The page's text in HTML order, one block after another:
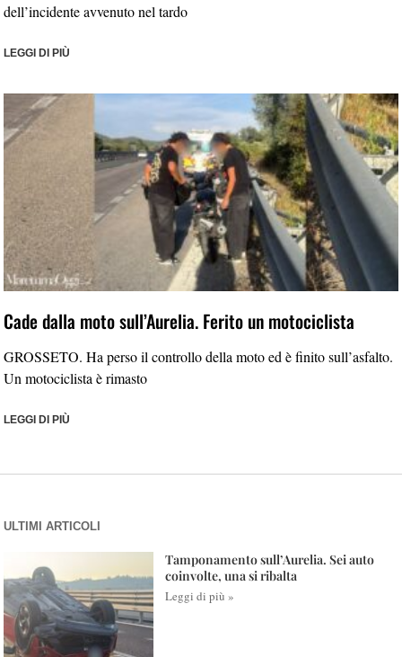
dell’incidente avvenuto nel tardo
LEGGI DI PIÙ
Cade dalla moto sull’Aurelia. Ferito un motociclista
GROSSETO. Ha perso il controllo della moto ed è finito sull’asfalto.
Un motociclista è rimasto
LEGGI DI PIÙ
ULTIMI ARTICOLI
Tamponamento sull’Aurelia. Sei auto
coinvolte, una si ribalta
Leggi di più »